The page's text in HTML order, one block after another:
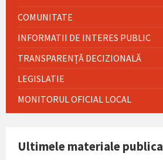
COMUNITATE
INFORMATII DE INTERES PUBLIC
TRANSPARENȚĂ DECIZIONALĂ
LEGISLATIE
MONITORUL OFICIAL LOCAL
Ultimele materiale